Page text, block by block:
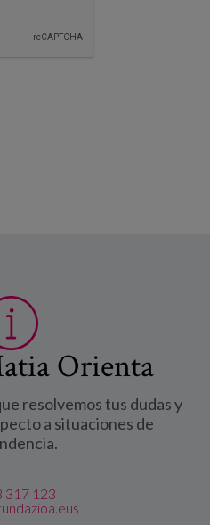
Orienta
resolvemos tus dudas y
a situaciones de
317 123